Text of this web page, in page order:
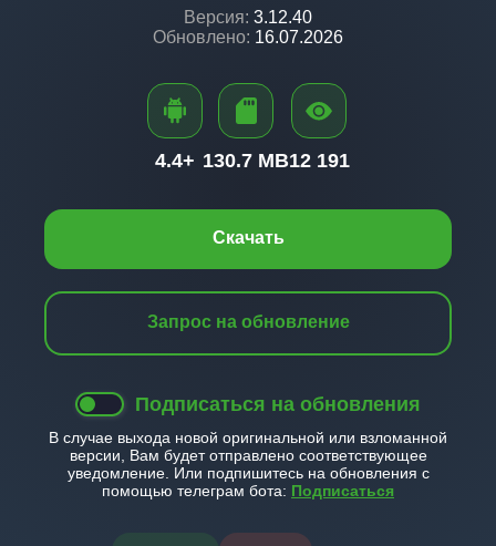
Версия: 3.12.40
Обновлено: 16.07.2026
Скачать
Запрос на обновление
Подписаться на обновления
В случае выхода новой оригинальной или взломанной
версии, Вам будет отправлено соответствующее
уведомление. Или подпишитесь на обновления с
помощью телеграм бота: Подписаться
4.4+ 130.7 MB12 191